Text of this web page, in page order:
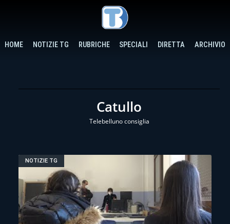
HOME NOTIZIE TG RUBRICHE SPECIALI DIRETTA ARCHIVIO
Catullo
Telebelluno consiglia
NOTIZIE TG